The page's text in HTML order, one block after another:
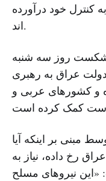
کنترل خود درآورده
اند.
شکست روز سه شنبه
عراق به رهبری
و کشورهای عربی و
مبنی بر اینکه آیا
رخ داده، نیاز به
نیروهای مسلح